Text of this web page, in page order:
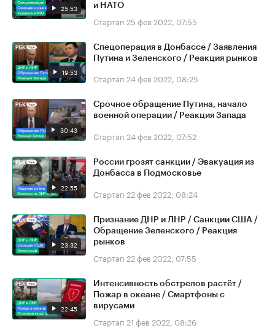
25:53
и НАТО
Стартап 25 фев 2022, 07:55
19:53
Спецоперация в Донбассе / Заявления
Путина и Зеленского / Реакция рынков
Стартап 24 фев 2022, 08:25
30:43
Срочное обращение Путина, начало
военной операции / Реакция Запада
Стартап 24 фев 2022, 07:52
22:55
России грозят санкции / Эвакуация из
Донбасса в Подмосковье
Стартап 22 фев 2022, 08:24
23:32
Признание ДНР и ЛНР / Санкции США /
Обращение Зеленского / Реакция
рынков
Стартап 22 фев 2022, 07:55
22:45
Интенсивность обстрелов растёт /
Пожар в океане / Смартфоны с
вирусами
Стартап 21 фев 2022, 08:26